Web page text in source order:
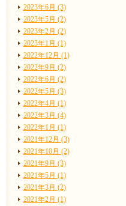
2023年6月 (3)
2023年5月 (2)
2023年2月 (2)
2023年1月 (1)
2022年12月 (1)
2022年9月 (2)
2022年6月 (2)
2022年5月 (3)
2022年4月 (1)
2022年3月 (4)
2022年1月 (1)
2021年12月 (3)
2021年10月 (2)
2021年9月 (3)
2021年5月 (1)
2021年3月 (2)
2021年2月 (1)